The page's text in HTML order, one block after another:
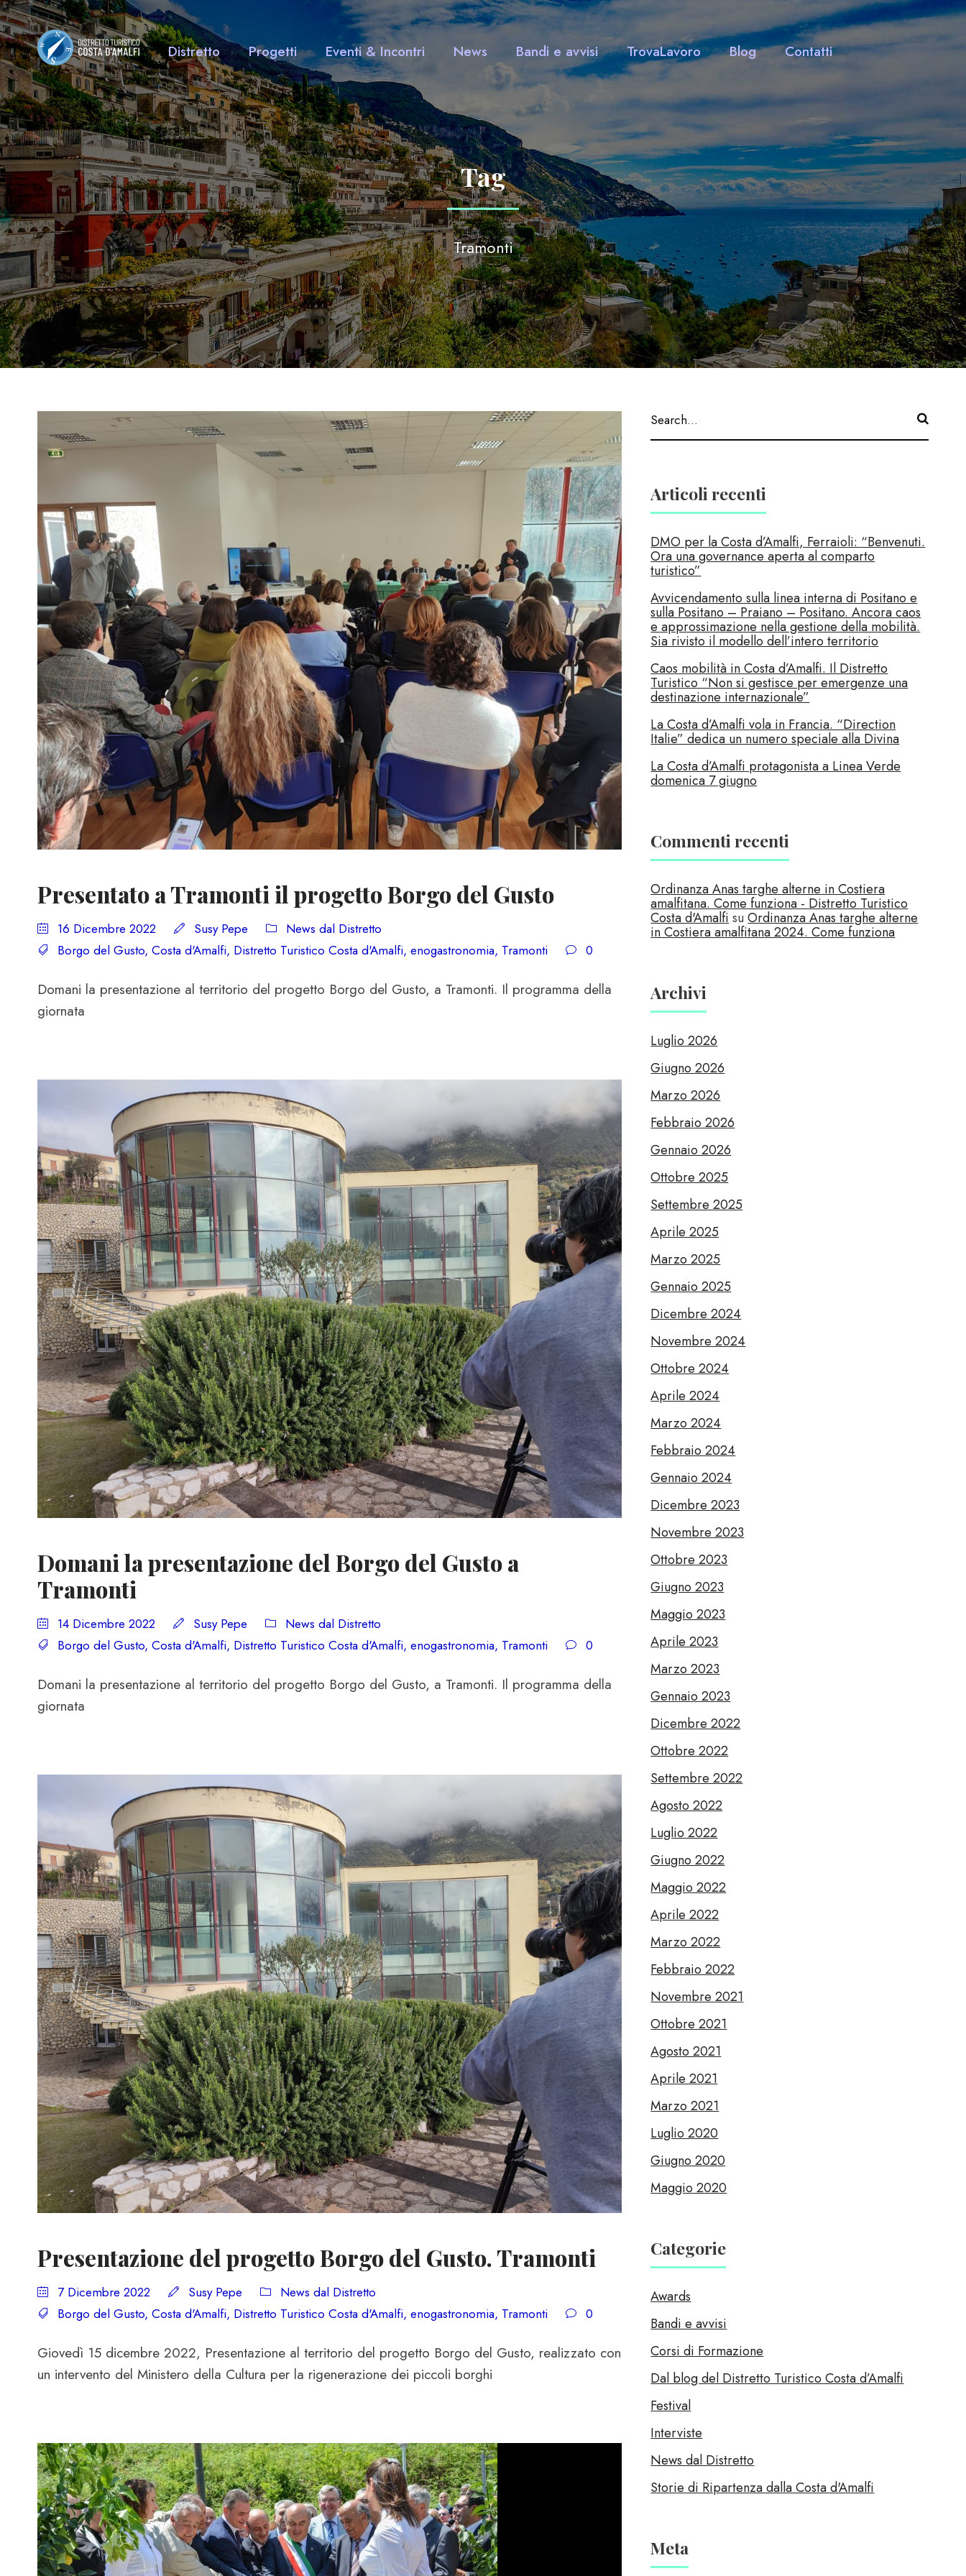
Distretto Progetti Eventi & Incontri News Bandi e avvisi TrovaLavoro Blog Contatti
Tag
Tramonti
Presentato a Tramonti il progetto Borgo del Gusto
16 Dicembre 2022 Susy Pepe
News dal Distretto
Borgo del Gusto, Costa d'Amalfi, Distretto Turistico Costa d'Amalfi, enogastronomia, Tramonti 0
Domani la presentazione al territorio del progetto Borgo del Gusto, a Tramonti. Il programma della
giornata
Domani la presentazione del Borgo del Gusto a
Tramonti
14 Dicembre 2022 Susy Pepe
News dal Distretto
Borgo del Gusto, Costa d'Amalfi, Distretto Turistico Costa d'Amalfi, enogastronomia, Tramonti 0
Domani la presentazione al territorio del progetto Borgo del Gusto, a Tramonti. Il programma della
giornata
Presentazione del progetto Borgo del Gusto. Tramonti
7 Dicembre 2022 Susy Pepe
News dal Distretto
Borgo del Gusto, Costa d'Amalfi, Distretto Turistico Costa d'Amalfi, enogastronomia, Tramonti 0
Giovedì 15 dicembre 2022, Presentazione al territorio del progetto Borgo del Gusto, realizzato con
un intervento del Ministero della Cultura per la rigenerazione dei piccoli borghi
Articoli recenti
DMO per la Costa d’Amalfi, Ferraioli: “Benvenuti.
Ora una governance aperta al comparto
turistico”
Avvicendamento sulla linea interna di Positano e
sulla Positano – Praiano – Positano. Ancora caos
e approssimazione nella gestione della mobilità.
Sia rivisto il modello dell’intero territorio
Caos mobilità in Costa d’Amalfi. Il Distretto
Turistico “Non si gestisce per emergenze una
destinazione internazionale”
La Costa d’Amalfi vola in Francia. “Direction
Italie” dedica un numero speciale alla Divina
La Costa d’Amalfi protagonista a Linea Verde
domenica 7 giugno
Commenti recenti
Ordinanza Anas targhe alterne in Costiera
amalfitana. Come funziona - Distretto Turistico
Costa d'Amalfi suOrdinanza Anas targhe alterne
in Costiera amalfitana 2024. Come funziona
Archivi
Luglio 2026
Giugno 2026
Marzo 2026
Febbraio 2026
Gennaio 2026
Ottobre 2025
Settembre 2025
Aprile 2025
Marzo 2025
Gennaio 2025
Dicembre 2024
Novembre 2024
Ottobre 2024
Aprile 2024
Marzo 2024
Febbraio 2024
Gennaio 2024
Dicembre 2023
Novembre 2023
Ottobre 2023
Giugno 2023
Maggio 2023
Aprile 2023
Marzo 2023
Gennaio 2023
Dicembre 2022
Ottobre 2022
Settembre 2022
Agosto 2022
Luglio 2022
Giugno 2022
Maggio 2022
Aprile 2022
Marzo 2022
Febbraio 2022
Novembre 2021
Ottobre 2021
Agosto 2021
Aprile 2021
Marzo 2021
Luglio 2020
Giugno 2020
Maggio 2020
Categorie
Awards
Bandi e avvisi
Corsi di Formazione
Dal blog del Distretto Turistico Costa d’Amalfi
Festival
Interviste
News dal Distretto
Storie di Ripartenza dalla Costa d'Amalfi
Meta